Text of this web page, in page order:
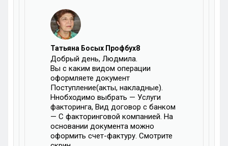
Татьяна Босых Профбух8
Добрый день, Людмила.
Вы с каким видом операции
оформляете документ
Поступление(акты, накладные).
Ннобходимо выбрать — Услуги
факторинга, Вид договор с банком
— С факторинговой компанией. На
основании документа можно
оформить счет-фактуру. Смотрите